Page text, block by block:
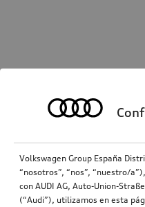
Volkswagen Group España
“nosotros”, “nos”, “nuestro/
con AUDI AG, Auto-Union-
(“Audi”), utilizamos en esta